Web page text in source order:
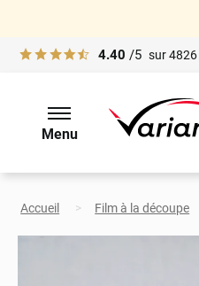
4.40 /5 sur4826
Menu
Accueil Film à la découpe